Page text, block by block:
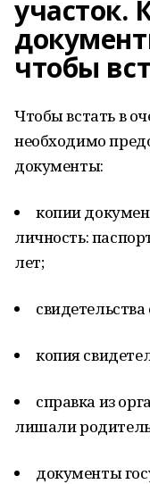
участок.
чтобы
Чтобы встать в
необходимо
документы:
копии
личность:
лет;
копия
справка из
лишали
документы